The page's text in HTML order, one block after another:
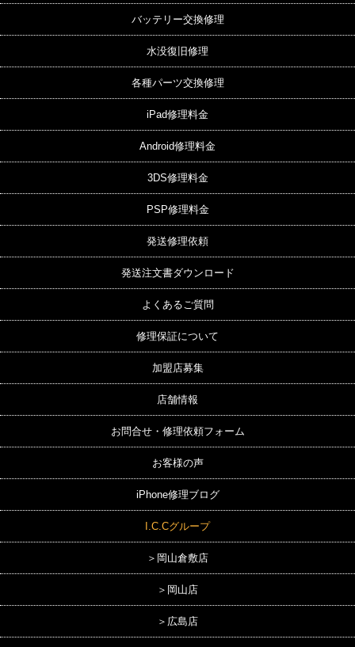
バッテリー交換修理
水没復旧修理
各種パーツ交換修理
iPad修理料金
Android修理料金
3DS修理料金
PSP修理料金
発送修理依頼
発送注文書ダウンロード
よくあるご質問
修理保証について
加盟店募集
店舗情報
お問合せ・修理依頼フォーム
お客様の声
iPhone修理ブログ
I.C.Cグループ
＞岡山倉敷店
＞岡山店
＞広島店